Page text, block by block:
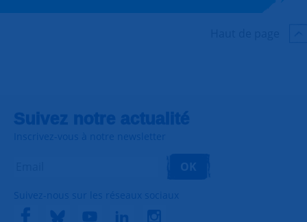
Suivez notre actualité
Inscrivez-vous à notre newsletter
OK
Suivez-nous sur les réseaux sociaux